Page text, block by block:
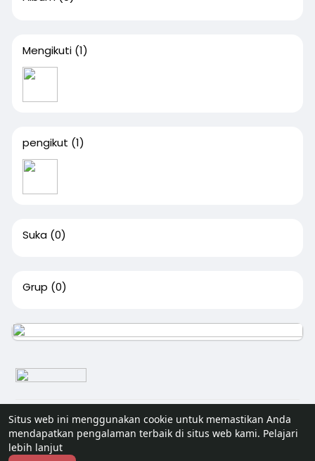
Situs web ini menggunakan cookie untuk memastikan Anda
mendapatkan pengalaman terbaik di situs web kami. Pelajari
lebih lanjut
Mengikuti (1)
pengikut (1)
Suka (0)
Grup (0)
© 2026 Senivisi
Home
Tentang Hubungi kami
Kebijakan pribadi